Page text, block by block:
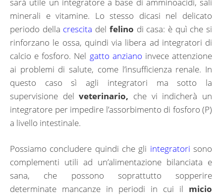
minerali e vitamine. Lo stesso dicasi nel delicato
periodo della crescita del felino di casa: è quì che si
rinforzano le ossa, quindi via libera ad integratori di
calcio e fosforo. Nel gatto anziano invece attenzione
ai problemi di salute, come l’insufficienza renale. In
questo caso sì agli integratori ma sotto la
supervisione delveterinario, che vi indicherà un
integratore per impedire l’assorbimento di fosforo (P)
a livello intestinale.
Possiamo concludere quindi che gli integratorisono
complementi utili ad un’alimentazione bilanciata e
sana, che possono soprattutto sopperire
determinate mancanze in periodi in cui il micio